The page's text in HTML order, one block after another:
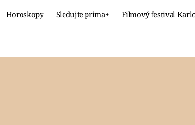
Horoskopy Sledujte prima+ Filmový festival